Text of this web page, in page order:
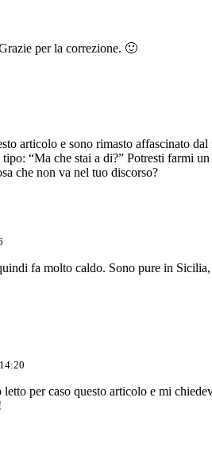
per la correzione. 🙂
articolo e sono rimasto affascinato
tipo: “Ma che stai a di?” Potresti farmi
che non va nel tuo discorso?
fa molto caldo. Sono pure in
per caso questo articolo e mi